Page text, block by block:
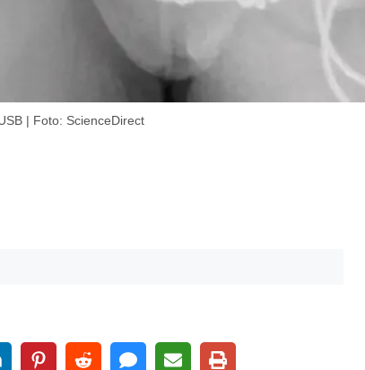
| Foto: ScienceDirect